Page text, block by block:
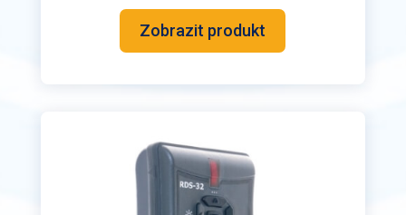
Zobrazit produkt